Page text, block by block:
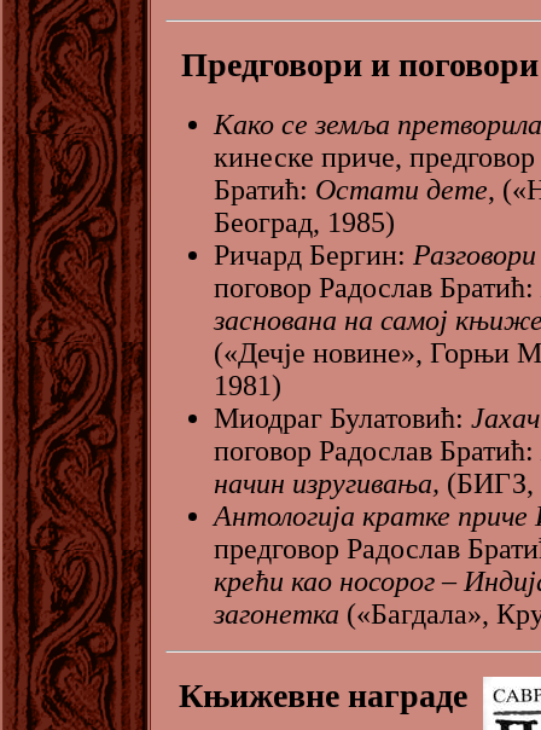
Предговори и
Како се земља
кинеске приче,
Братић: Остати дете,
Београд, 1985)
Ричард Бергин:
поговор Радослав Братић:
заснована на самој
(«Дечје новине», Горњи
1981)
Миодраг Булатовић:
поговор Радослав Братић:
начин изругивања, (БИГЗ,
Антологија кратке приче
предговор Радослав
крећи као носорог –
загонетка («Багдала»,
Књижевне награде